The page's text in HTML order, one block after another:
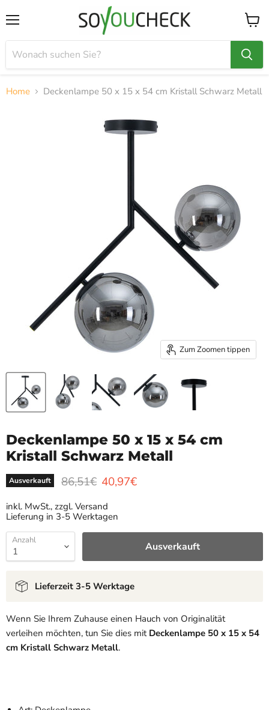
Home Deckenlampe 50 x 15 x 54 cm Kristall Schwarz Metall
Zum Zoomen tippen
Deckenlampe 50 x 15 x 54 cm
Kristall Schwarz Metall
Ausverkauft Ursprünglicher Preis
86,51€ Aktueller Preis
40,97€
inkl. MwSt., zzgl. Versand
Lieferung in 3-5 Werktagen
Anzahl Ausverkauft
Lieferzeit 3-5 Werktage
Wenn Sie Ihrem Zuhause einen Hauch von Originalität
verleihen möchten, tun Sie dies mit Deckenlampe 50 x 15 x 54
cm Kristall Schwarz Metall.